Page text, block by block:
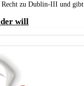
Recht zu Dublin-III und gibt
will